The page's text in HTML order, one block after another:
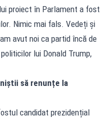
proiect în Parlament a fost
Nimic mai fals. Vedeți și
avut noi ca partid încă de
lui Donald Trump,
să renunțe la
candidat prezidențial